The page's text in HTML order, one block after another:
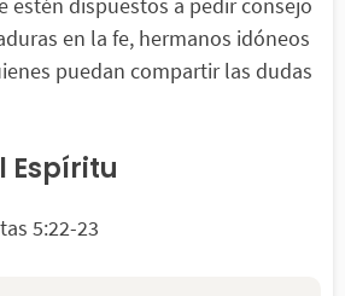
en la fe, hermanos idóneos
puedan compartir las dudas
Espíritu
5:22-23